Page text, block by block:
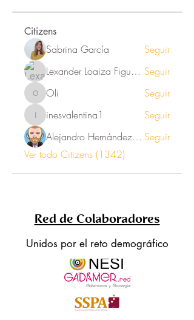
Citizens
Sabrina García
Seguir
Lexander Loaiza Figueroa Seguir
Oli Oli Seguir
inesvalentina1
inesvalentina1
Seguir
Alejandro Hernández Renner Seguir
Ver todo Citizens (1342)
Red de Colaboradores
Unidos por el reto demográfico